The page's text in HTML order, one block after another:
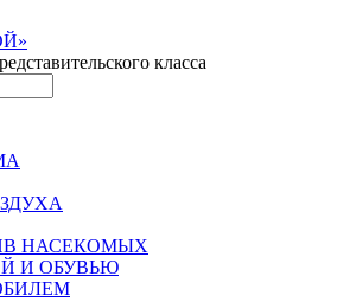
класса
НАСЕКОМЫХ
И ОБУВЬЮ